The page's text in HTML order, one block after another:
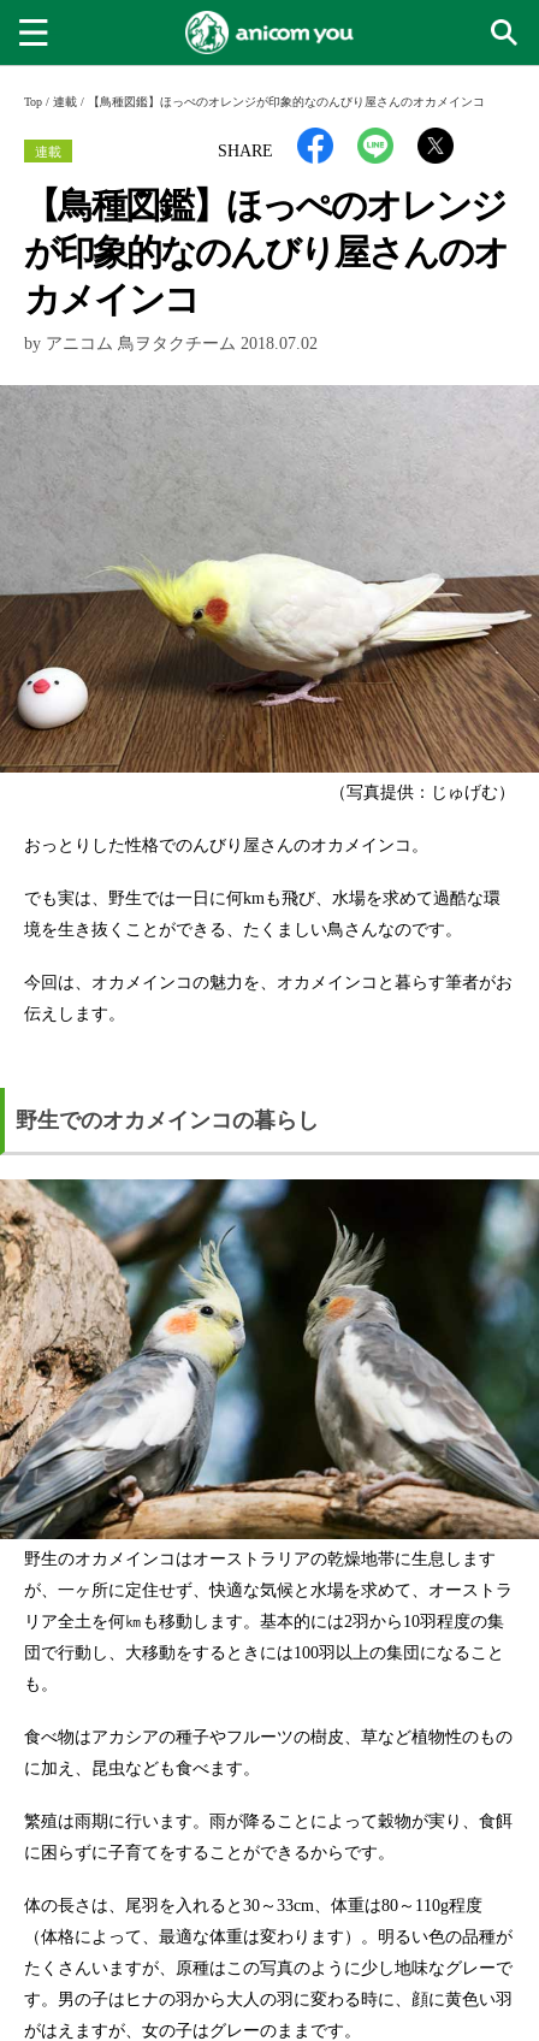
Top / 連載 / 【鳥種図鑑】ほっぺのオレンジが印象的なのんびり屋さんのオカメインコ
SHARE
連載
【鳥種図鑑】ほっぺのオレンジ
が印象的なのんびり屋さんのオ
カメインコ
by アニコム 鳥ヲタクチーム 2018.07.02
（写真提供：じゅげむ）
おっとりした性格でのんびり屋さんのオカメインコ。
でも実は、野生では一日に何kmも飛び、水場を求めて過酷な環
境を生き抜くことができる、たくましい鳥さんなのです。
今回は、オカメインコの魅力を、オカメインコと暮らす筆者がお
伝えします。
野生でのオカメインコの暮らし
野生のオカメインコはオーストラリアの乾燥地帯に生息します
が、一ヶ所に定住せず、快適な気候と水場を求めて、オーストラ
リア全土を何㎞も移動します。基本的には2羽から10羽程度の集
団で行動し、大移動をするときには100羽以上の集団になること
も。
食べ物はアカシアの種子やフルーツの樹皮、草など植物性のもの
に加え、昆虫なども食べます。
繁殖は雨期に行います。雨が降ることによって穀物が実り、食餌
に困らずに子育てをすることができるからです。
体の長さは、尾羽を入れると30～33cm、体重は80～110g程度
（体格によって、最適な体重は変わります）。明るい色の品種が
たくさんいますが、原種はこの写真のように少し地味なグレーで
す。男の子はヒナの羽から大人の羽に変わる時に、顔に黄色い羽
がはえますが、女の子はグレーのままです。